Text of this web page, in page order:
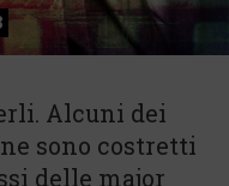
Alcuni dei
sono costretti
delle major